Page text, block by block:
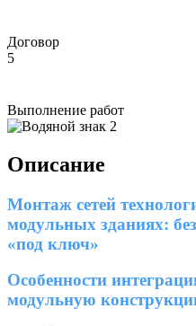
Договор
5
Выполнение работ
Описание
Монтаж сетей
модульных зданиях:
«под ключ»
Особенности
модульную